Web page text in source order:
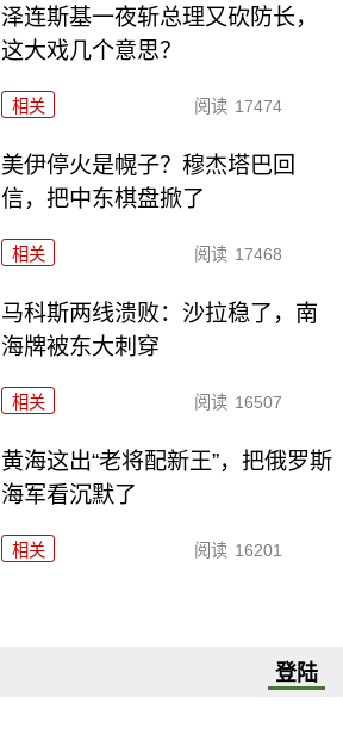
泽连斯基一夜斩总理又砍防长，
这大戏几个意思？
相关 阅读 17474
美伊停火是幌子？穆杰塔巴回
信，把中东棋盘掀了
相关 阅读 17468
马科斯两线溃败：沙拉稳了，南
海牌被东大刺穿
相关 阅读 16507
黄海这出“老将配新王”，把俄罗斯
海军看沉默了
相关 阅读 16201
登陆